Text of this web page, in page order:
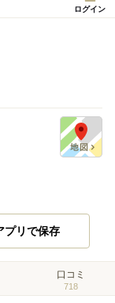
ログイン
プリで保存
口コミ
718